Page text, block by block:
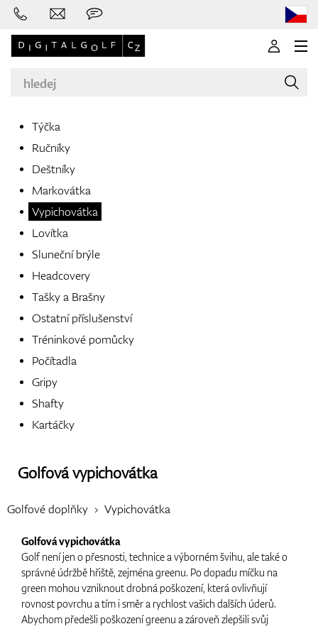
Bagy
Vozíky
Týčka
Ručníky
Deštníky
Markovátka
Vypichovátka
Lovítka
Sluneční brýle
Headcovery
Tašky a Brašny
Ostatní příslušenství
Tréninkové pomůcky
Počítadla
Gripy
Shafty
Kartáčky
Golfová vypichovátka
Golfové doplňky Vypichovátka
Golfová vypichovátka
Golf není jen o přesnosti, technice a výborném švihu, ale také o
správné údržbě hřiště, zejména greenu. Po dopadu míčku na
green mohou vzniknout drobná poškození, která ovlivňují
rovnost povrchu a tím i směr a rychlost vašich dalších úderů.
Abychom předešli poškození greenu a zároveň zlepšili svůj